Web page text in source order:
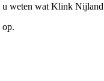
weten wat Klink
op.